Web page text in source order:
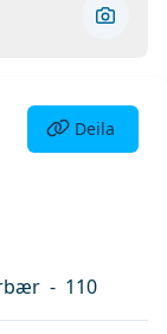
Skoða
Deila eign
Deila
- 110